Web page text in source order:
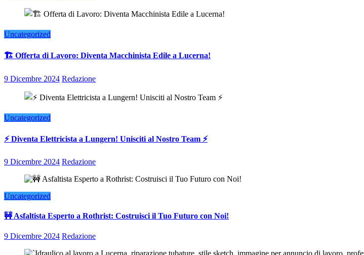
Uncategorized
🏗️ Offerta di Lavoro: Diventa Macchinista Edile a Lucerna!
9 Dicembre 2024 Redazione
Uncategorized
⚡ Diventa Elettricista a Lungern! Unisciti al Nostro Team ⚡
9 Dicembre 2024 Redazione
Uncategorized
🚧 Asfaltista Esperto a Rothrist: Costruisci il Tuo Futuro con Noi!
9 Dicembre 2024 Redazione